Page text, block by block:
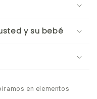
y su bebé
en elementos